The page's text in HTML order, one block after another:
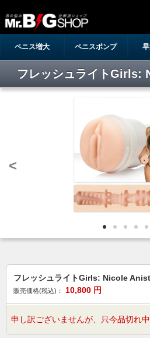
ペニス増大 ペニスポンプ
フレッシュライトGirls:
<
フレッシュライトGirls: Nicole
販売価格(税込)： 10,800 円
申し訳ございませんが、只今品切れ中